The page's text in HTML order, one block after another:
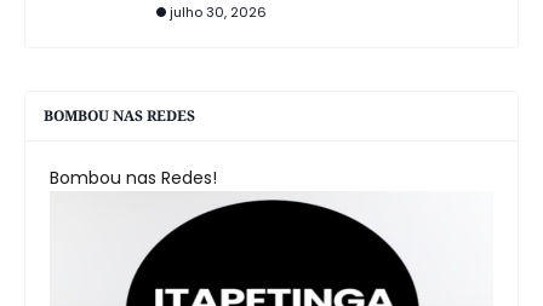
julho 30, 2026
BOMBOU NAS REDES
Bombou nas Redes!